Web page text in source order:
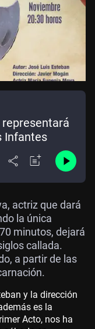
representará
Infantes
actriz que dará
la única
minutos, dejará
callada.
a partir de las
y la dirección
es la
Acto, nos ha